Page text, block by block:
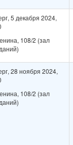
5 декабря 2024,
108/2 (зал
28 ноября 2024,
108/2 (зал